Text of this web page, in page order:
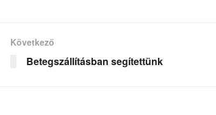
Következő
Betegszállításban segítettünk